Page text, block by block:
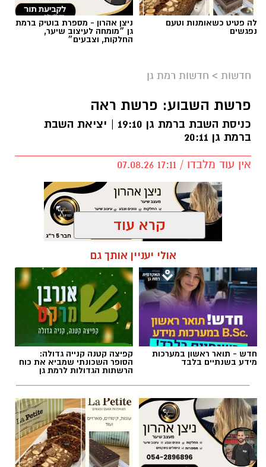
חדשות> חדשות רמת גן
פרשת השבוע: פרשת ראה
ברמת גן 20:11
אין עוד מלבדו / 17:11 07.08.26
פרשת השבוע, זמני כניסת השבת ברמת גן
אילוסטרציה AI
הברכה מתחילה הרבה לפני הנס
כולנו ממתינים לנס הגדול.
לישועה.
קרא עוד
אולי יעניין אותך גם
חדש - תואר ראשון במערכות
מידע בשנתיים בלבד
קפיצה קטנה קנייה גדולה:
הסופר השכונתי שמביא את כוח
הרשתות הגדולות לרמת גן
ניצן אהרון - מספרת בוטיק ברמת
גן ״מומחה לעיצוב שיער,
החלקות, וצבעים״
לה פטיט כשאומנות וטעם
נפגשים